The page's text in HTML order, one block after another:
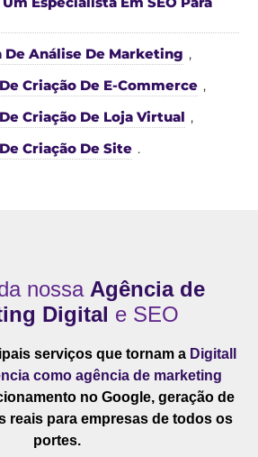
De Análise De Marketing ,
Criação De E-Commerce ,
Criação De Loja Virtual ,
Criação De Site .
nossa Agência de
Digital e SEO
serviços que tornam a Digitall
como agência de marketing
no Google, geração de
reais para empresas de todos os
portes.